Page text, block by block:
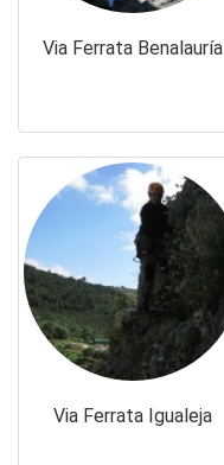
Via Ferrata Benalauría
Via Ferrata Igualeja